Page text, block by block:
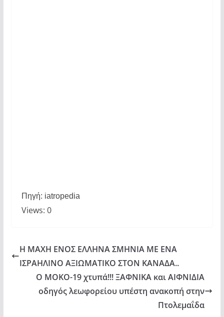
Πηγή: iatropedia
Views: 0
Η ΜΑΧΗ ΕΝΟΣ ΕΛΛΗΝΑ ΣΜΗΝΙΑ ΜΕ ΕΝΑ
ΙΣΡΑΗΛΙΝΟ ΑΞΙΩΜΑΤΙΚΟ ΣΤΟΝ ΚΑΝΑΔΑ..
O MOKO-19 χτυπά!!! ΞΑΦΝΙΚΑ και ΑΙΦΝΙΔΙΑ
οδηγός λεωφορείου υπέστη ανακοπή στην
Πτολεμαΐδα